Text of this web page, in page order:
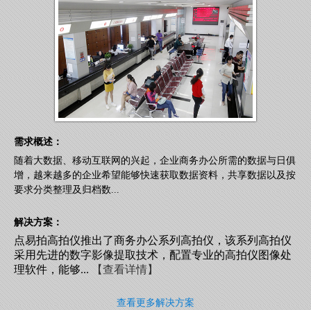
需求概述：
随着大数据、移动互联网的兴起，企业商务办公所需的数据与日俱
增，越来越多的企业希望能够快速获取数据资料，共享数据以及按
要求分类整理及归档数...
解决方案：
点易拍高拍仪推出了商务办公系列高拍仪，该系列高拍仪
采用先进的数字影像提取技术，配置专业的高拍仪图像处
理软件，能够...【查看详情】
查看更多解决方案